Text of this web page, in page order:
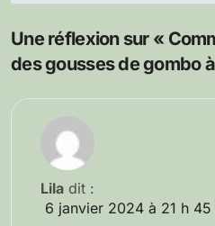
Une réflexion sur «
des gousses de gombo
Lila dit :
6 janvier 2024 à 21 h 45